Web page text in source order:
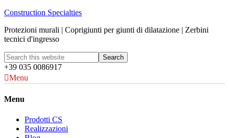
Construction Specialties
Protezioni murali | Coprigiunti per giunti di dilatazione | Zerbini
tecnici d'ingresso
+39 035 0086917
Menu
Menu
Prodotti CS
Realizzazioni